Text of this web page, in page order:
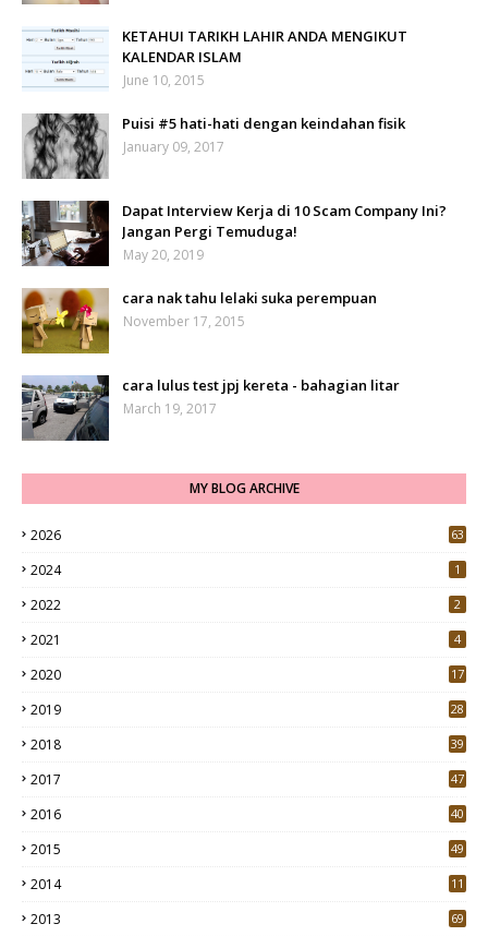
KETAHUI TARIKH LAHIR ANDA MENGIKUT
KALENDAR ISLAM
June 10, 2015
Puisi #5 hati-hati dengan keindahan fisik
January 09, 2017
Dapat Interview Kerja di 10 Scam Company Ini?
Jangan Pergi Temuduga!
May 20, 2019
cara nak tahu lelaki suka perempuan
November 17, 2015
cara lulus test jpj kereta - bahagian litar
March 19, 2017
MY BLOG ARCHIVE
2026 63
2024 1
2022 2
2021 4
2020
17
2019
28
2018
39
2017
47
2016
40
2015
49
2014 11
2013 69